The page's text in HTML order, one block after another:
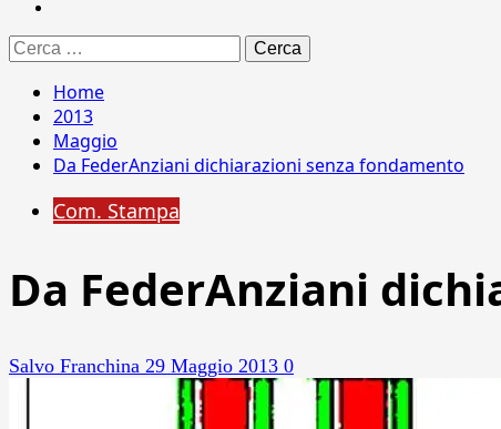
Ricerca
per:
Home
2013
Maggio
Da FederAnziani dichiarazioni senza fondamento
Com. Stampa
Da FederAnziani
Salvo Franchina 29 Maggio 2013 0